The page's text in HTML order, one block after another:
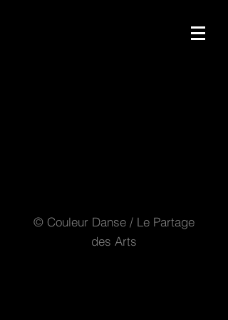
© Couleur Danse / Le Partage
des Arts